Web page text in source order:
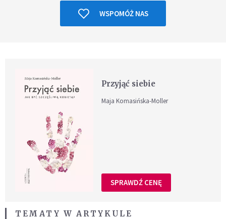
WSPOMÓŻ NAS
Przyjąć siebie
Maja Komasińska-Moller
SPRAWDŹ CENĘ
TEMATY W ARTYKULE